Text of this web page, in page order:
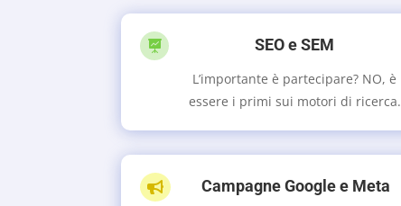
 SEO e SEM
L’importante è partecipare? NO, è
essere i primi sui motori di ricerca.
 Campagne Google e Meta